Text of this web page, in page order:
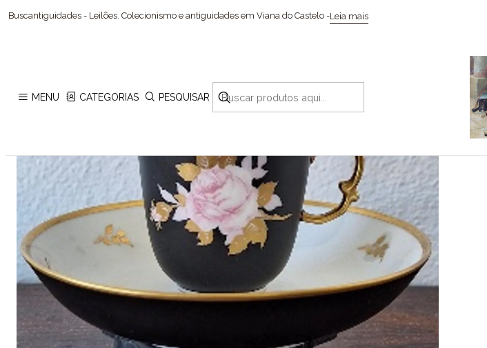
MENU CATEGORIAS PESQUISAR
Buscantiguidades - Leilões. Colecionismo e antiguidades em Viana do Castelo -Leia mais
Início